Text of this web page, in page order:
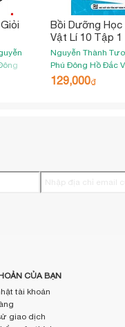
Bồi Dưỡng Học
Vật Lí 10 Tập 1
Nguyễn Thành
Phú Đông Hồ Đắc
129,000₫
CỦA BẠN
tài khoản
giao dịch